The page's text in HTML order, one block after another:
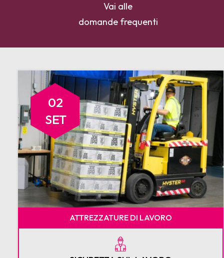
Vai alle
domande frequenti
02
SET
ATTREZZATURE DI LAVORO